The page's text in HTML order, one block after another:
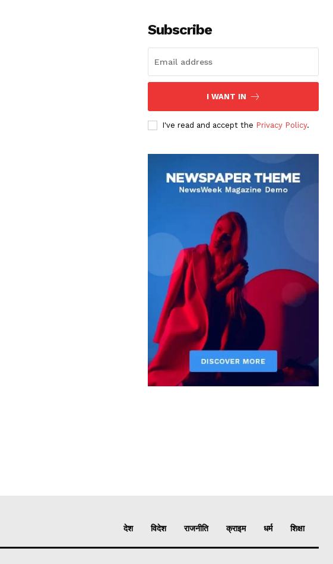
Subscribe
I WANT IN
I've read and accept the Privacy Policy.
देश विदेश राजनीति क्राइम धर्म शिक्षा